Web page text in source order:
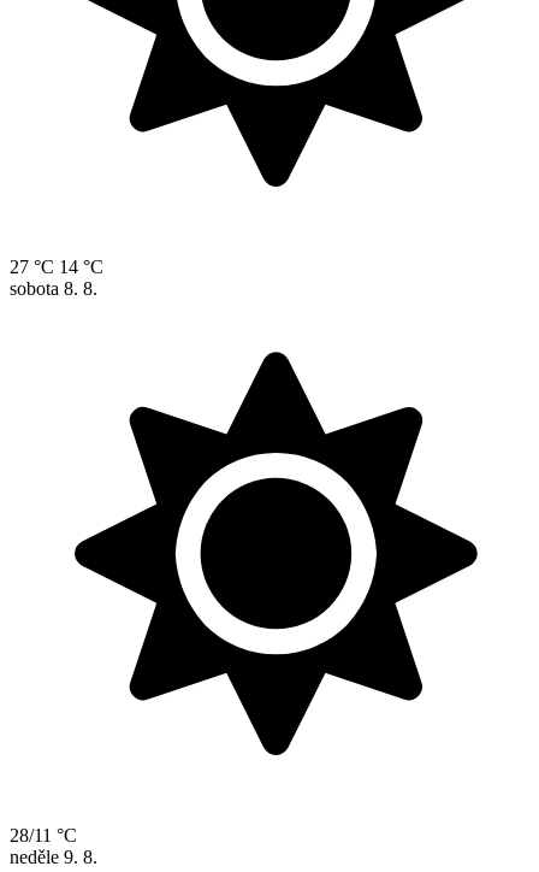
27 °C 14 °C
sobota 8. 8.
28/11 °C
neděle 9. 8.